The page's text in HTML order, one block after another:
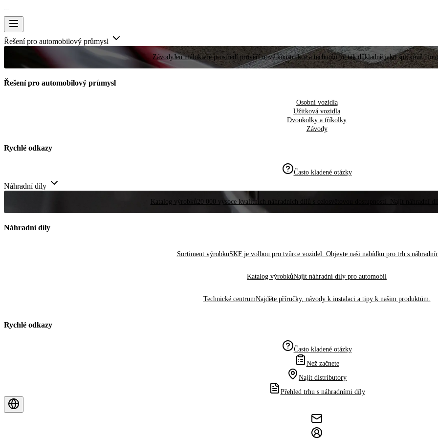
Řešení pro automobilový průmysl
ZávodyJen málokteré prostředí prověří nové konstrukce a technologie tak důkladně jako špičkové
Řešení pro automobilový průmysl
Osobní vozidla
Užitková vozidla
Dvoukolky a tříkolky
Závody
Rychlé odkazy
Často kladené otázky
Náhradní díly
Katalog výrobků20 000 vysoce kvalitních náhradních dílů s celosvětovou dostupností. Najít náhradní
Náhradní díly
Sortiment výrobkůSKF je volbou pro tvůrce vozidel. Objevte naši nabídku pro trh s
Katalog výrobkůNajít náhradní díly pro automobil
Technické centrumNajděte příručky, návody k instalaci a tipy k našim produktům.
Rychlé odkazy
Často kladené otázky
Než začnete
Najít distributory
Přehled trhu s náhradními díly